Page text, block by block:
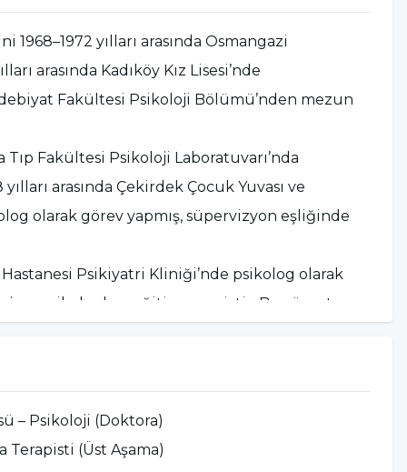
yılları arasında Osmangazi
arasında Kadıköy Kız Lisesi’nde
Fakültesi Psikoloji Bölümü’nden mezun
Tıp Fakültesi Psikoloji Laboratuvarı’nda
arasında Çekirdek Çocuk Yuvası ve
olarak görev yapmış, süpervizyon eşliğinde
Hastanesi Psikiyatri Kliniği’nde psikolog olarak
psikologlara eğitim vermiştir. Bu süreçte
Enstitüsü’nde psikodrama eğitimi almış;
“Psikodrama Terapisti” unvanını
Enstitüsü Sosyal Bilimler Anabilim Dalı’nda
– Psikoloji (Doktora)
(Üst Aşama)